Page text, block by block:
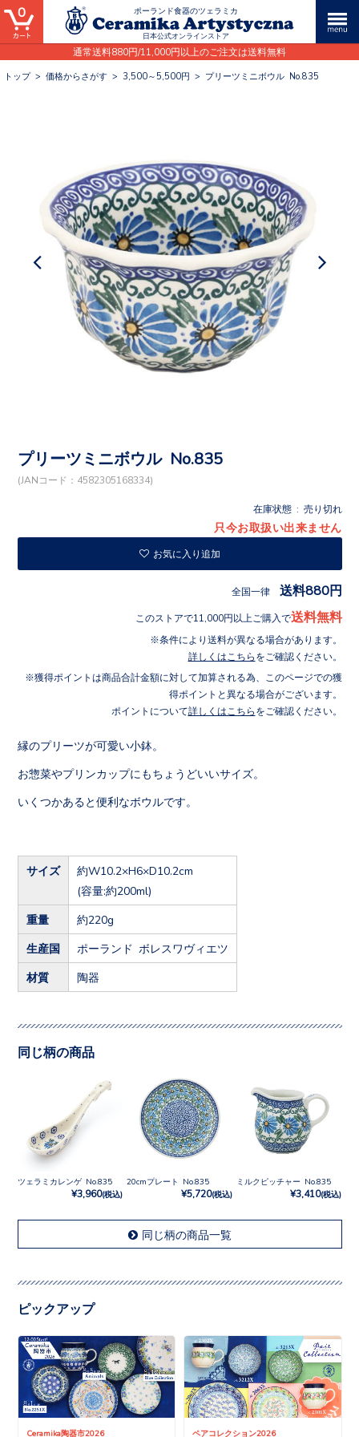
ポーランド食器のツェラミカ
日本公式オンラインストア
通常送料880円/11,000円以上のご注文は送料無料
0
トップ> 価格からさがす > 3,500～5,500円 > プリーツミニボウル No.835
プリーツミニボウル No.835
(JANコード：4582305168334)
在庫状態 : 売り切れ
只今お取扱い出来ません
お気に入り追加
全国一律 送料880円
このストアで11,000円以上ご購入で送料無料
条件により送料が異なる場合があります。
詳しくはこちら をご確認ください。
獲得ポイントは商品合計金額に対して加算される為、このページでの獲
得ポイントと異なる場合がございます。
ポイントについて詳しくはこちら をご確認ください。
縁のプリーツが可愛い小鉢。
お惣菜やプリンカップにもちょうどいいサイズ。
いくつかあると便利なボウルです。
サイズ
約W10.2×H6×D10.2cm
(容量:約200ml)
重量 約220g
生産国 ポーランド ボレスワヴィエツ
材質 陶器
同じ柄の商品
ツェラミカレンゲ No.835
¥3,960(税込)
20cmプレート No.835
¥5,720(税込)
ミルクピッチャー No.835
¥3,410(税込)
同じ柄の商品一覧
ピックアップ
Ceramika陶器市2026 ペアコレクション2026